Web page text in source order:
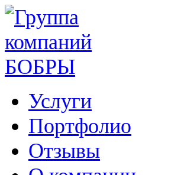
Услуги
Портфолио
Отзывы